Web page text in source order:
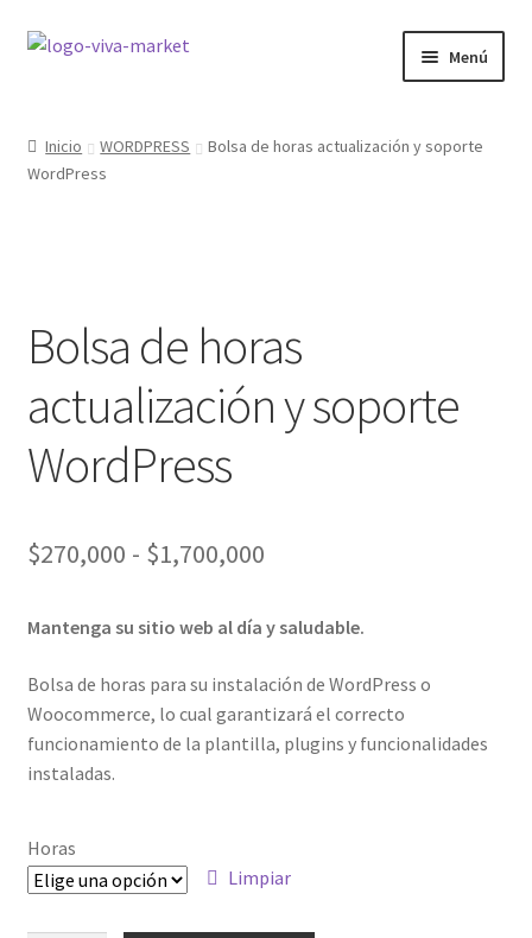
Ir
Ir
Menú
WORDPRESS
CURSOS
MI COMPRA
Inicio WORDPRESS
Bolsa de horas actualización y soporte
WordPress
Bolsa de horas
actualización y soporte
WordPress
$270,000 - $1,700,000Rango
precios:
desde
$270,000
Mantenga su sitio web al día y saludable.
Bolsa de horas para su instalación de WordPress o
Woocommerce, lo cual garantizará el correcto
funcionamiento de la plantilla, plugins y funcionalidades
instaladas.
Horas
Limpiar